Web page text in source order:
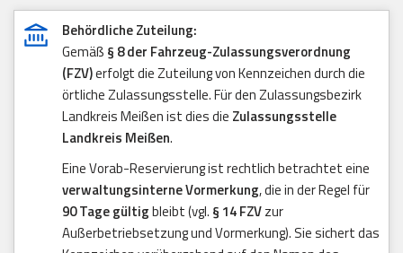
Behördliche Zuteilung:
Gemäß § 8 der Fahrzeug-Zulassungsverordnung
(FZV)erfolgt die Zuteilung von Kennzeichen durch die
örtliche Zulassungsstelle. Für den Zulassungsbezirk
Landkreis Meißen ist dies die Zulassungsstelle
Landkreis Meißen.
Eine Vorab-Reservierung ist rechtlich betrachtet eine
verwaltungsinterne Vormerkung, die in der Regel für
90 Tage gültigbleibt (vgl. § 14 FZVzur
Außerbetriebsetzung und Vormerkung). Sie sichert das